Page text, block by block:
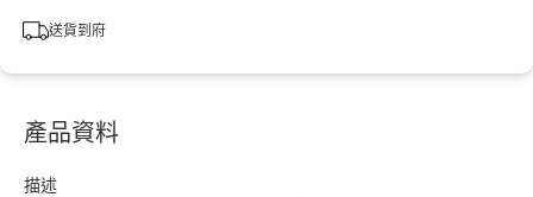
送貨到府
產品資料
描述